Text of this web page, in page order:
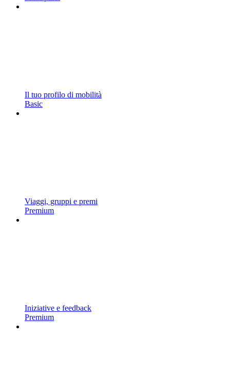
Il tuo profilo di mobilità
Basic
Viaggi, gruppi e premi
Premium
Iniziative e feedback
Premium